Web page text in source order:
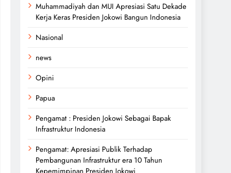
Muhammadiyah dan MUI Apresiasi Satu Dekade
Kerja Keras Presiden Jokowi Bangun Indonesia
Nasional
news
Opini
Papua
Pengamat : Presiden Jokowi Sebagai Bapak
Infrastruktur Indonesia
Pengamat: Apresiasi Publik Terhadap
Pembangunan Infrastruktur era 10 Tahun